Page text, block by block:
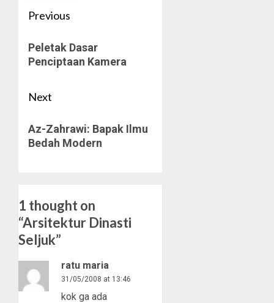
Post
navigation
Previous
post:
Peletak Dasar
Penciptaan Kamera
Next
post:
Az-Zahrawi: Bapak Ilmu
Bedah Modern
1 thought on
“Arsitektur Dinasti
Seljuk”
ratu maria
31/05/2008 at 13:46
kok ga ada